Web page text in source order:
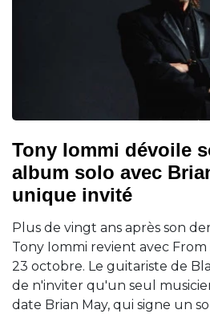
Tony Iommi dévoile
album solo avec
unique invité
Plus de vingt ans après son
Tony Iommi revient avec
23 octobre. Le guitariste de
de n'inviter qu'un seul
date Brian May, qui signe un